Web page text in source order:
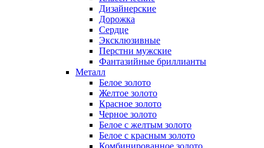
Дизайнерские
Дорожка
Сердце
Эксклюзивные
Перстни мужские
Фантазийные бриллианты
Металл
Белое золото
Желтое золото
Красное золото
Черное золото
Белое с желтым золото
Белое с красным золото
Комбинированное золото